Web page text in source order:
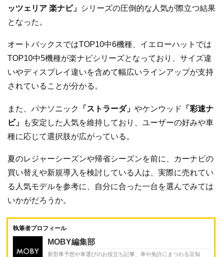
ッツェリア 楽ナビ」 シリーズの圧倒的な人気が際立つ結果
となった。
オートバックスではTOP10中6機種、イエローハットでは
TOP10中5機種が楽ナビシリーズとなっており、サイズ違
いやディスプレイ違いを含めて幅広いラインアップが支持
されていることが分かる。
また、パナソニック 「ストラーダ」 やケンウッド
「彩速ナ
ビ」
も安定した人気を維持しており、ユーザーの好みや車
種に応じて選択肢が広がっている。
夏のレジャーシーズンや帰省シーズンを前に、カーナビの
買い替えや新規導入を検討している人は、実際に売れてい
る人気モデルを参考に、自分に合った一台を選んでみては
いかがだろうか。
執筆者プロフィール
MOBY編集部
新型車予想や車選びのお役立ち記事、車や免許にまつわる豆知